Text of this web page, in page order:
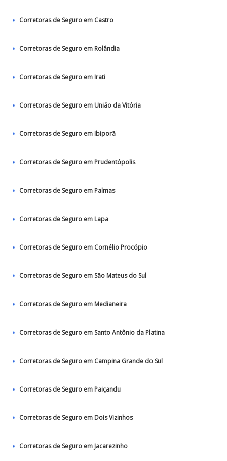
Corretoras de Seguro em Castro
Corretoras de Seguro em Rolândia
Corretoras de Seguro em Irati
Corretoras de Seguro em União da Vitória
Corretoras de Seguro em Ibiporã
Corretoras de Seguro em Prudentópolis
Corretoras de Seguro em Palmas
Corretoras de Seguro em Lapa
Corretoras de Seguro em Cornélio Procópio
Corretoras de Seguro em São Mateus do Sul
Corretoras de Seguro em Medianeira
Corretoras de Seguro em Santo Antônio da Platina
Corretoras de Seguro em Campina Grande do Sul
Corretoras de Seguro em Paiçandu
Corretoras de Seguro em Dois Vizinhos
Corretoras de Seguro em Jacarezinho